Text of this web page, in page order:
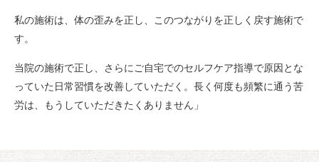
私の施術は、体の歪みを正し、このつながりを正しく戻す施術で
す。
当院の施術で正し、さらにご自宅でのセルフケア指導で原因とな
っていた日常習慣を改善していただく。長く何度も頻繁に通う苦
労は、もうしていただきたくありません」